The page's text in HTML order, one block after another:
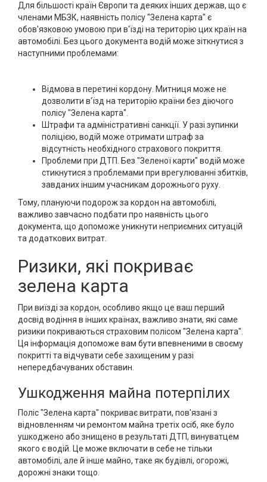
Для більшості країн Європи та деяких інших держав, що є
членами МБЗК, наявність полісу "Зелена карта" є
обов'язковою умовою при в'їзді на територію цих країн на
автомобілі. Без цього документа водій може зіткнутися з
наступними проблемами:
Відмова в перетині кордону. Митниця може не
дозволити в'їзд на територію країни без діючого
полісу "Зелена карта".
Штрафи та адміністративні санкції. У разі зупинки
поліцією, водій може отримати штраф за
відсутність необхідного страхового покриття.
Проблеми при ДТП. Без "Зеленої карти" водій може
стикнутися з проблемами при врегулюванні збитків,
завданих іншим учасникам дорожнього руху.
Тому, плануючи подорож за кордон на автомобілі,
важливо завчасно подбати про наявність цього
документа, що допоможе уникнути неприємних ситуацій
та додаткових витрат.
Ризики, які покриває
зелена карта
При виїзді за кордон, особливо якщо це ваш перший
досвід водіння в інших країнах, важливо знати, які саме
ризики покриваються страховим полісом "Зелена карта".
Ця інформація допоможе вам бути впевненими в своєму
покритті та відчувати себе захищеним у разі
непередбачуваних обставин.
Ушкодження майна потерпілих
Поліс "Зелена карта" покриває витрати, пов'язані з
відновленням чи ремонтом майна третіх осіб, яке було
ушкоджено або знищено в результаті ДТП, винуватцем
якого є водій. Це може включати в себе не тільки
автомобілі, але й інше майно, таке як будівлі, огорожі,
дорожні знаки тощо.